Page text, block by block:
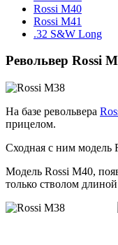
Rossi M40
Rossi M41
.32 S&W Long
Револьвер Rossi
На базе револьвера
прицелом.
Сходная с ним модель
Модель Rossi M40,
только стволом